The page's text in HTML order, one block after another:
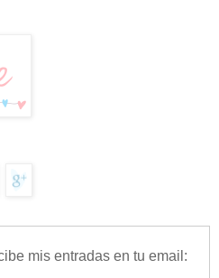
mis entradas en tu email: